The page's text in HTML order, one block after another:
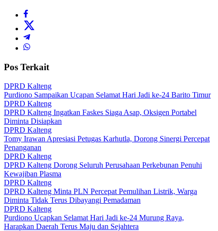
Pos Terkait
DPRD Kalteng
Purdiono Sampaikan Ucapan Selamat Hari Jadi ke-24 Barito Timur
DPRD Kalteng
DPRD Kalteng Ingatkan Faskes Siaga Asap, Oksigen Portabel
Diminta Disiapkan
DPRD Kalteng
Tomy Irawan Apresiasi Petugas Karhutla, Dorong Sinergi Percepat
Penanganan
DPRD Kalteng
DPRD Kalteng Dorong Seluruh Perusahaan Perkebunan Penuhi
Kewajiban Plasma
DPRD Kalteng
DPRD Kalteng Minta PLN Percepat Pemulihan Listrik, Warga
Diminta Tidak Terus Dibayangi Pemadaman
DPRD Kalteng
Purdiono Ucapkan Selamat Hari Jadi ke-24 Murung Raya,
Harapkan Daerah Terus Maju dan Sejahtera